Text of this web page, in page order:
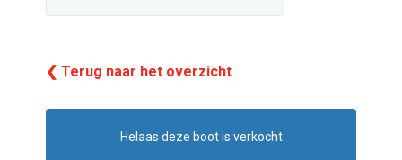
❮ Terug naar het overzicht
Helaas deze boot is verkocht